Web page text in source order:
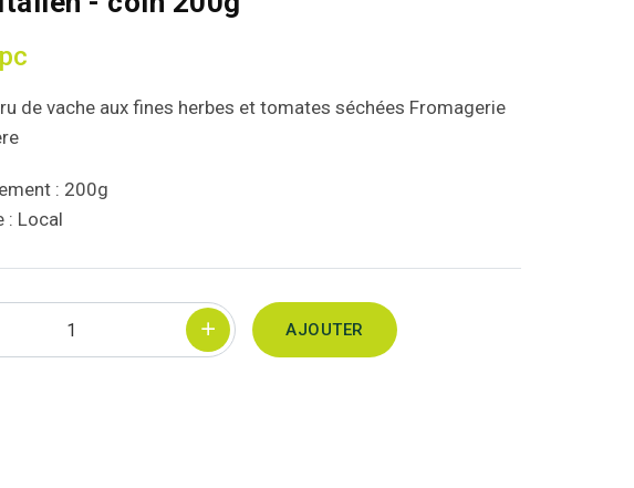
de vache aux fines herbes et tomates séchées Fromagerie
: 200g
: Local
AJOUTER